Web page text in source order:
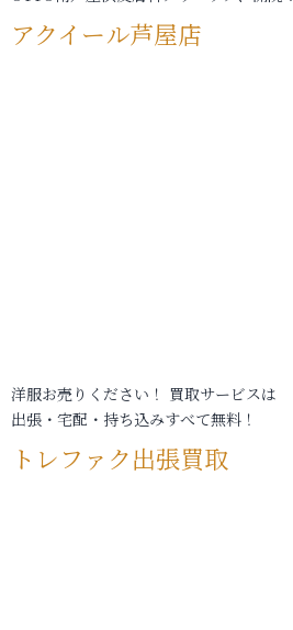
アクイール芦屋店
洋服お売りください！ 買取サービスは
出張・宅配・持ち込みすべて無料！
トレファク出張買取